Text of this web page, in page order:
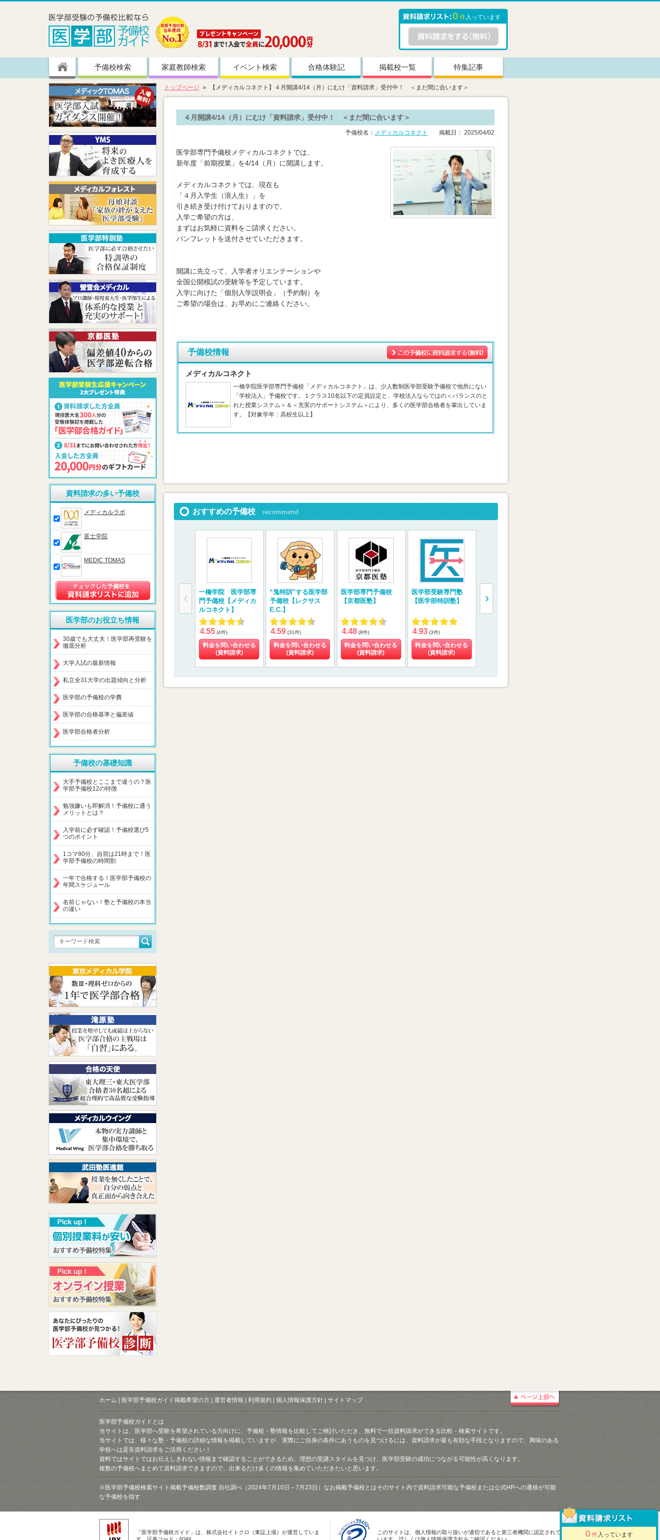
0 件入っています
予備校検索 家庭教師検索 イベント検索 合格体験記 掲載校一覧 特集記事
トップページ 【メディカルコネクト】４月開講4/14（月）にむけ「資料請求」受付中！ ＜まだ間に合います＞
４月開講4/14（月）にむけ「資料請求」受付中！ ＜まだ間に合います＞
予備校名： メディカルコネクト 掲載日： 2025/04/02
医学部専門予備校メディカルコネクトでは、
新年度「前期授業」を4/14（月）に開講します。
メディカルコネクトでは、現在も
「４月入学生（浪人生）」を
引き続き受け付けておりますので、
入学ご希望の方は、
まずはお気軽に資料をご請求ください。
パンフレットを送付させていただきます。
開講に先立って、入学者オリエンテーションや
全国公開模試の受験等を予定しています。
入学に向けた「個別入学説明会」（予約制）を
ご希望の場合は、お早めにご連絡ください。
予備校情報
メディカルコネクト
一橋学院医学部専門予備校「メディカルコネクト」は、少人数制医学部受験予備校で他所にない
「学校法人」予備校です。１クラス10名以下の定員設定と、学校法人ならではの＜バランスのと
れた授業システム＞＆＜充実のサポートシステム＞により、多くの医学部合格者を輩出していま
す。【対象学年：高校生以上】
おすすめの予備校 recommend
一橋学院 医学部専
門予備校【メディカ
ルコネクト】
4.55 (4件)
料金を問い合わせる
(資料請求)
“鬼特訓”する医学部
予備校【レクサス
E.C.】
4.59 (31件)
料金を問い合わせる
(資料請求)
医学部専門予備校
【京都医塾】
4.48 (8件)
料金を問い合わせる
(資料請求)
医学部受験専門塾
【医学部特訓塾】
4.93 (3件)
料金を問い合わせる
(資料請求)
【YMS（代々木メデ
0 件入っています
資料請求の多い予備校
メディカルラボ
富士学院
MEDIC TOMAS
医学部のお役立ち情報
30歳でも大丈夫！医学部再受験を
徹底分析
大学入試の最新情報
私立全31大学の出題傾向と分析
医学部の予備校の学費
医学部の合格基準と偏差値
医学部合格者分析
予備校の基礎知識
大手予備校とここまで違うの？医
学部予備校12の特徴
勉強嫌いも即解消！予備校に通う
メリットとは？
入学前に必ず確認！予備校選び5
つのポイント
1コマ80分、自習は21時まで！医
学部予備校の時間割
一年で合格する！医学部予備校の
年間スケジュール
名前じゃない！塾と予備校の本当
の違い
ホーム 医学部予備校ガイド掲載希望の方 運営者情報 利用規約 個人情報保護方針 サイトマップ
医学部予備校ガイドとは
当サイトは、医学部へ受験を希望されている方向けに、予備校・塾情報を比較してご検討いただき、無料で一括資料請求ができる比較・検索サイトです。
当サイトでは、様々な塾・予備校の詳細な情報を掲載していますが、実際にご自身の条件にあうものを見つけるには、資料請求が最も有効な手段となりますので、興味のある
学校へは是非資料請求をご活用ください！
資料ではサイトではお伝えしきれない情報まで確認することができるため、理想の受講スタイルを見つけ、医学部受験の成功につながる可能性が高くなります。
複数の予備校へまとめて資料請求できますので、出来るだけ多くの情報を集めていただきたいと思います。
※医学部予備校検索サイト掲載予備校数調査 自社調べ（2024年7月10日～7月23日）なお掲載予備校とはそのサイト内で資料請求可能な予備校または公式HPへの遷移が可能
な予備校を指す
「医学部予備校ガイド」は、株式会社イトクロ（東証上場）が運営していま
す。証券コード：6049
このサイトは、個人情報の取り扱いが適切であると第三者機関に認定されて
います。詳しくは個人情報保護方針をご確認ください。